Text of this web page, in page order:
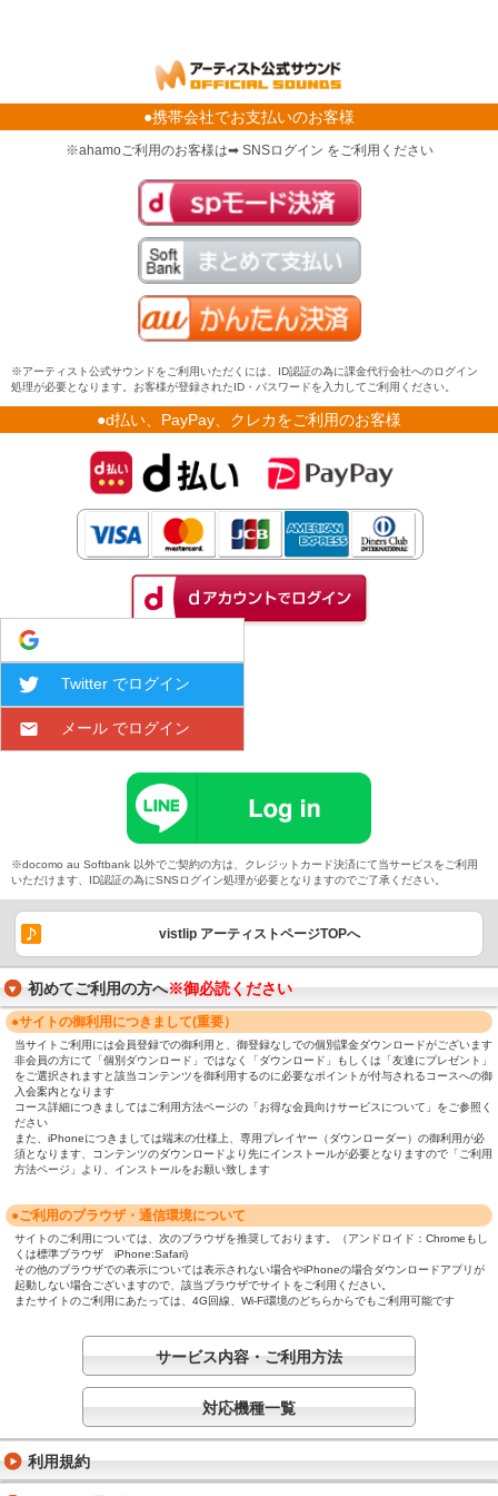
●携帯会社でお支払いのお客様
※ahamoご利用のお客様は➡ SNSログイン をご利用ください
※アーティスト公式サウンドをご利用いただくには、ID認証の為に課金代行会社へのログイン
処理が必要となります。お客様が登録されたID・パスワードを入力してご利用ください。
●d払い、PayPay、クレカをご利用のお客様
Twitter でログイン
メール でログイン
※docomo au Softbank 以外でご契約の方は、クレジットカード決済にて当サービスをご利用
いただけます、ID認証の為にSNSログイン処理が必要となりますのでご了承ください。
vistlip アーティストページTOPへ
初めてご利用の方へ※御必読ください
●サイトの御利用につきまして(重要）
当サイトご利用には会員登録での御利用と、御登録なしでの個別課金ダウンロードがございます
非会員の方にて「個別ダウンロード」ではなく「ダウンロード」もしくは「友達にプレゼント」
をご選択されますと該当コンテンツを御利用するのに必要なポイントが付与されるコースへの御
入会案内となります
コース詳細につきましてはご利用方法ページの「お得な会員向けサービスについて」をご参照く
ださい
また、iPhoneにつきましては端末の仕様上、専用プレイヤー（ダウンローダー）の御利用が必
須となります、コンテンツのダウンロードより先にインストールが必要となりますので「ご利用
方法ページ」より、インストールをお願い致します
●ご利用のブラウザ・通信環境について
サイトのご利用については、次のブラウザを推奨しております。（アンドロイド：Chromeもし
くは標準ブラウザ iPhone:Safari)
その他のブラウザでの表示については表示されない場合やiPhoneの場合ダウンロードアプリが
起動しない場合ございますので、該当ブラウザでサイトをご利用ください。
またサイトのご利用にあたっては、4G回線、Wi-Fi環境のどちらからでもご利用可能です
サービス内容・ご利用方法
対応機種一覧
利用規約